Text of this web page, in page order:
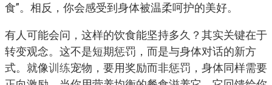
食”。相反，你会感受到身体被温柔呵护的美好。
有人可能会问，这样的饮食能坚持多久？其实关键在于
转变观念。这不是短期惩罚，而是与身体对话的新方
式。就像训练宠物，要用奖励而非惩罚，身体同样需要